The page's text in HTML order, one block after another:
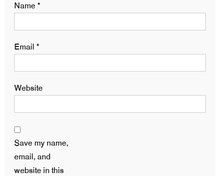
Name*
Email *
Website
Save my name,
email, and
website in this